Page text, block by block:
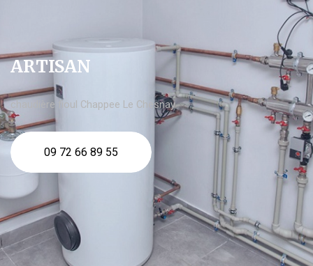
ARTISAN
chaudière fioul Chappee Le Chesnay
09 72 66 89 55